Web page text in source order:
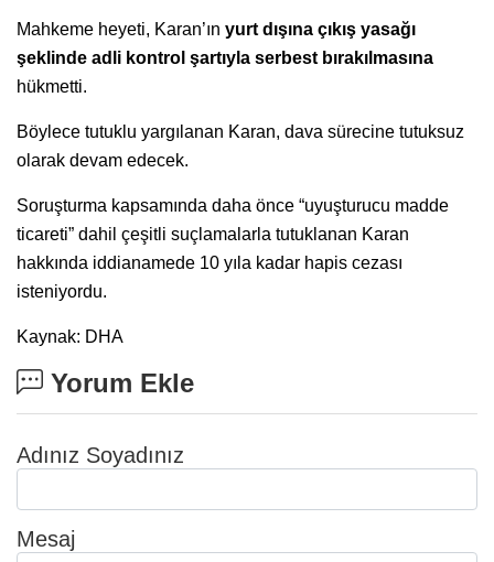
Mahkeme heyeti, Karan’ın yurt dışına çıkış yasağı
şeklinde adli kontrol şartıyla serbest bırakılmasına
hükmetti.
Böylece tutuklu yargılanan Karan, dava sürecine tutuksuz
olarak devam edecek.
Soruşturma kapsamında daha önce “uyuşturucu madde
ticareti” dahil çeşitli suçlamalarla tutuklanan Karan
hakkında iddianamede 10 yıla kadar hapis cezası
isteniyordu.
Kaynak: DHA
Yorum Ekle
Adınız Soyadınız
Mesaj